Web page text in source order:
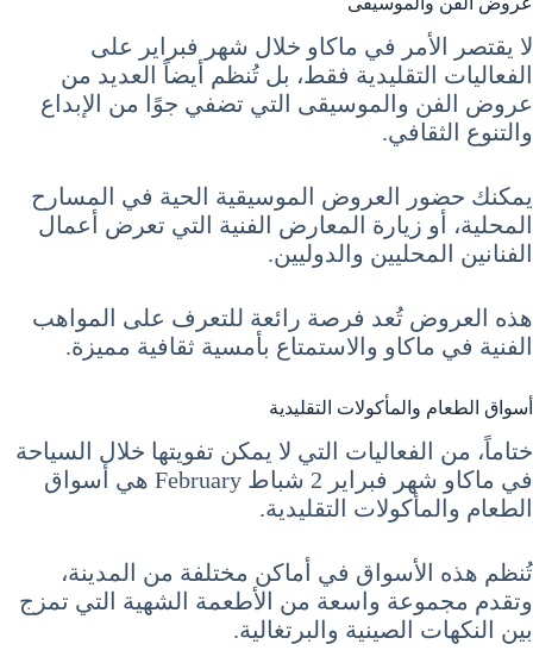
لا يقتصر الأمر في ماكاو خلال شهر فبراير على
الفعاليات التقليدية فقط، بل تُنظم أيضاً العديد من
عروض الفن والموسيقى التي تضفي جوًا من الإبداع
والتنوع الثقافي.
يمكنك حضور العروض الموسيقية الحية في المسارح
المحلية، أو زيارة المعارض الفنية التي تعرض أعمال
الفنانين المحليين والدوليين.
هذه العروض تُعد فرصة رائعة للتعرف على المواهب
الفنية في ماكاو والاستمتاع بأمسية ثقافية مميزة.
أسواق الطعام والمأكولات التقليدية
ختاماً، من الفعاليات التي لا يمكن تفويتها خلال السياحة
في ماكاو شهر فبراير 2 شباط February هي أسواق
الطعام والمأكولات التقليدية.
تُنظم هذه الأسواق في أماكن مختلفة من المدينة،
وتقدم مجموعة واسعة من الأطعمة الشهية التي تمزج
بين النكهات الصينية والبرتغالية.